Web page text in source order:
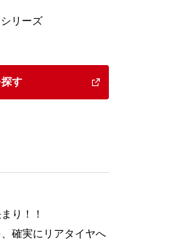
リーズ
す
り！！
確実にリアタイヤへ